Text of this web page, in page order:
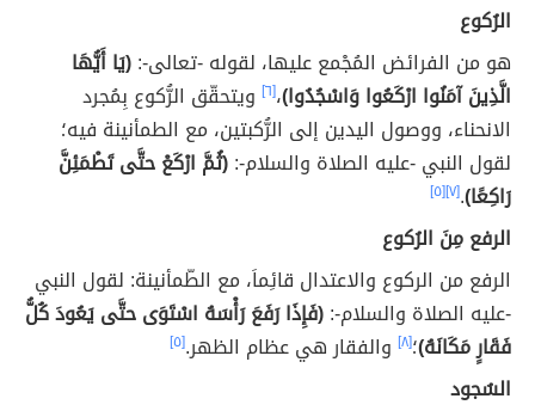
الرُكوع
هو من الفرائض المُجْمع عليها، لقوله -تعالى-:(يَا أَيُّهَا
الَّذِينَ آمَنُوا ارْكَعُوا وَاسْجُدُوا)،[٦]
ويتحقّق الرُّكوع بِمُجرد
الانحناء، ووصول اليدين إلى الرُّكبتين، مع الطمأنينة فيه؛
لقول النبي -عليه الصلاة والسلام-:(ثُمَّ ارْكَعْ حتَّى تَطْمَئِنَّ
رَاكِعًا).[٧] [٥]
الرفع مِنَ الرُكوع
الرفع من الركوع والاعتدال قائِماَ، مع الطّمأنينة: لقول النبي
-عليه الصلاة والسلام-:(فَإِذَا رَفَعَ رَأْسَهُ اسْتَوَى حتَّى يَعُودَ كُلُّ
فَقَارٍ مَكَانَهُ)؛[٨] والفقار هي عظام الظهر.[٥]
السُجود